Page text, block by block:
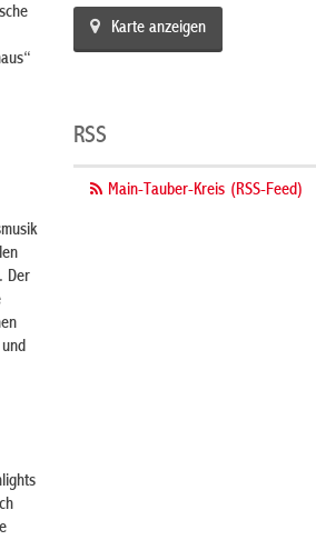
Der
Karte anzeigen
RSS
Main-Tauber-Kreis (RSS-Feed)